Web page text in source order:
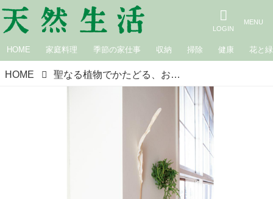
HOME 家庭料理 季節の家仕事 収納 掃除 健康 花と緑
HOME 聖なる植物でかたどる、おおらかな輪。フラワースタイリスト・平井かずみさんの「小さな花しつらい」